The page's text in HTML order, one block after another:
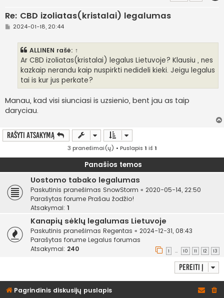
Re: CBD izoliatas(kristalai) legalumas
S2024-01-18, 20:44
ALLINEN rašė: ↑
Ar CBD izoliatas(kristalai) legalus Lietuvoje? Klausiu , nes
kazkaip nerandu kaip nuspirkti nedideli kieki. Jeigu legalus
tai is kur jus perkate?
Manau, kad visi siunciasi is uzsienio, bent jau as taip
daryciau.
Rašyti atsakymą
3 pranešimai(ų) • Puslapis 1 iš 1
Panašios temos
Uostomo tabako legalumas
Paskutinis pranešimas SnowStorm « 2020-05-14, 22:50
Parašytas forume Prašau žodžio!
Atsakymai: 1
Kanapių sėklų legalumas Lietuvoje
Paskutinis pranešimas Regentas « 2024-12-31, 08:43
Parašytas forume Legalus forumas
Atsakymai: 240 1 … 10 11 12 13
Pereiti į
Pagrindinis diskusijų puslapis